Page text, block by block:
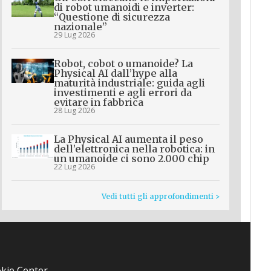
di robot umanoidi e inverter:
“Questione di sicurezza
nazionale”
29 Lug 2026
Robot, cobot o umanoide? La
Physical AI dall’hype alla
maturità industriale: guida agli
investimenti e agli errori da
evitare in fabbrica
28 Lug 2026
La Physical AI aumenta il peso
dell’elettronica nella robotica: in
un umanoide ci sono 2.000 chip
22 Lug 2026
Vedi tutti gli approfondimenti >